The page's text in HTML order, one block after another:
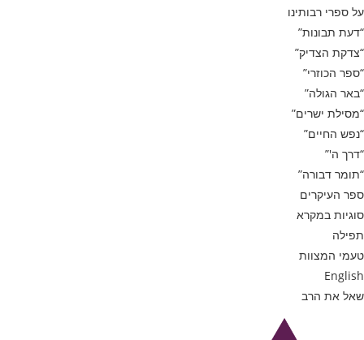
על ספרי רבותינו
“דעת תבונות”
“צדקת הצדיק”
“ספר הכוזרי”
“באר הגולה”
“מסילת ישרים”
“נפש החיים”
“דרך ה'”
“תומר דבורה”
ספר העיקרים
סוגיות במקרא
תפילה
טעמי המצוות
English
שאל את הרב